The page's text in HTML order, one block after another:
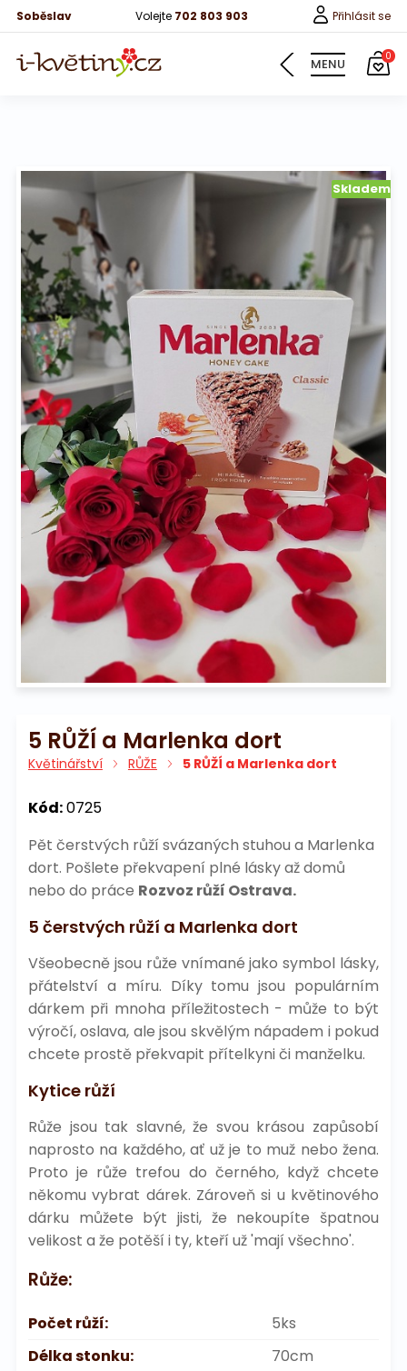
Soběslav Volejte 702 803 903 Přihlásit se
MENU 0
Pro děti
100 růží
Růže
Růže 40cm
Bonboniery
Vína
Na pohřeb
Skladem
5 RŮŽÍ a Marlenka dort
Květinářství RŮŽE 5 RŮŽÍ a Marlenka dort
Kód:0725
Pět čerstvých růží svázaných stuhou a Marlenka
dort. Pošlete překvapení plné lásky až domů
nebo do práce Rozvoz růží Ostrava.
5 čerstvých růží a Marlenka dort
Všeobecně jsou růže vnímané jako symbol lásky,
přátelství a míru. Díky tomu jsou populárním
dárkem při mnoha příležitostech - může to být
výročí, oslava, ale jsou skvělým nápadem i pokud
chcete prostě překvapit přítelkyni či manželku.
Kytice růží
Růže jsou tak slavné, že svou krásou zapůsobí
naprosto na každého, ať už je to muž nebo žena.
Proto je růže trefou do černého, když chcete
někomu vybrat dárek. Zároveň si u květinového
dárku můžete být jisti, že nekoupíte špatnou
velikost a že potěší i ty, kteří už 'mají všechno'.
Růže:
Počet růží:
5ks
Délka stonku:
70cm